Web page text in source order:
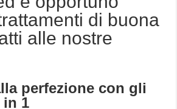
di buona
alle nostre
perfezione con gli
in 1